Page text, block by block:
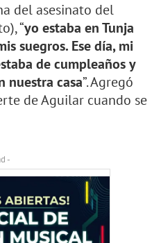
del asesinato del
“yo estaba en Tunja
suegros. Ese día, mi
de cumpleaños y
nuestra casa”. Agregó
de Aguilar cuando se
-